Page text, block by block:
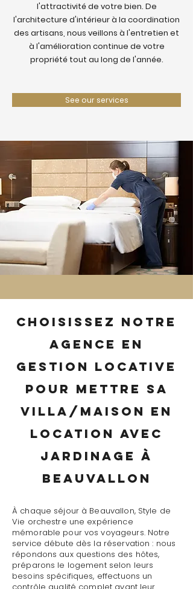
l'attractivité de votre bien. De
l'architecture d'intérieur à la coordination
des artisans, nous veillons à l'entretien et
à l'amélioration continue de votre
propriété tout au long de l'année.
See our services
Choisissez notre
agence en
gestion locative
pour mettre sa
villa/maison en
location avec
jardinage à
Beauvallon
À chaque séjour à Beauvallon, Style de
Vie orchestre une expérience
mémorable pour vos voyageurs. Notre
service débute dès la réservation : nous
répondons aux questions des hôtes,
préparons le logement selon leurs
besoins spécifiques, effectuons un